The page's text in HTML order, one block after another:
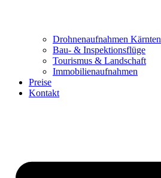
Drohnenaufnahmen Kärnten
Bau- & Inspektionsflüge
Tourismus & Landschaft
Immobilienaufnahmen
Preise
Kontakt